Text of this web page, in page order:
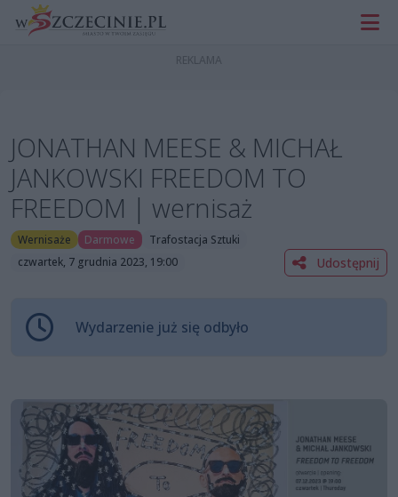
JONATHAN MEESE & MICHAŁ
JANKOWSKI FREEDOM TO
FREEDOM | wernisaż
Wernisaże Darmowe
Trafostacja Sztuki
czwartek, 7 grudnia 2023, 19:00
Udostępnij
Wydarzenie już się odbyło